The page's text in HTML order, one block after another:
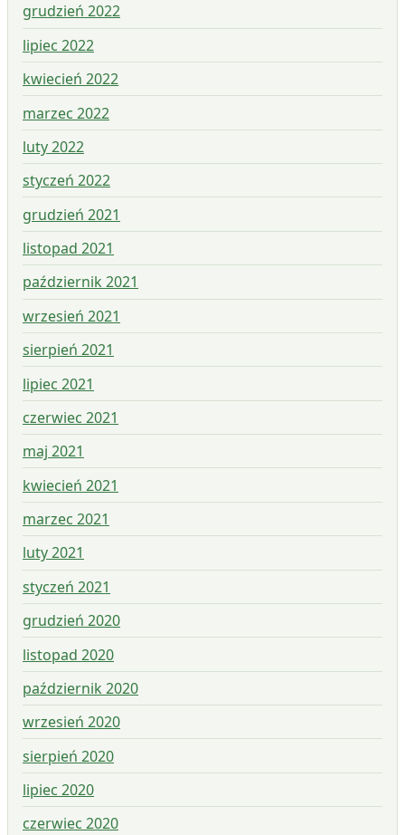
grudzień 2022
lipiec 2022
kwiecień 2022
marzec 2022
luty 2022
styczeń 2022
grudzień 2021
listopad 2021
październik 2021
wrzesień 2021
sierpień 2021
lipiec 2021
czerwiec 2021
maj 2021
kwiecień 2021
marzec 2021
luty 2021
styczeń 2021
grudzień 2020
listopad 2020
październik 2020
wrzesień 2020
sierpień 2020
lipiec 2020
czerwiec 2020